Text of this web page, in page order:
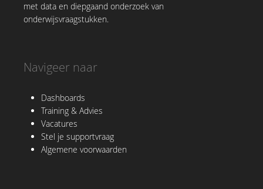
met data en diepgaand onderzoek van
onderwijsvraagstukken.
Navigeer naar
Dashboards
Training & Advies
Vacatures
Stel je supportvraag
Algemene voorwaarden